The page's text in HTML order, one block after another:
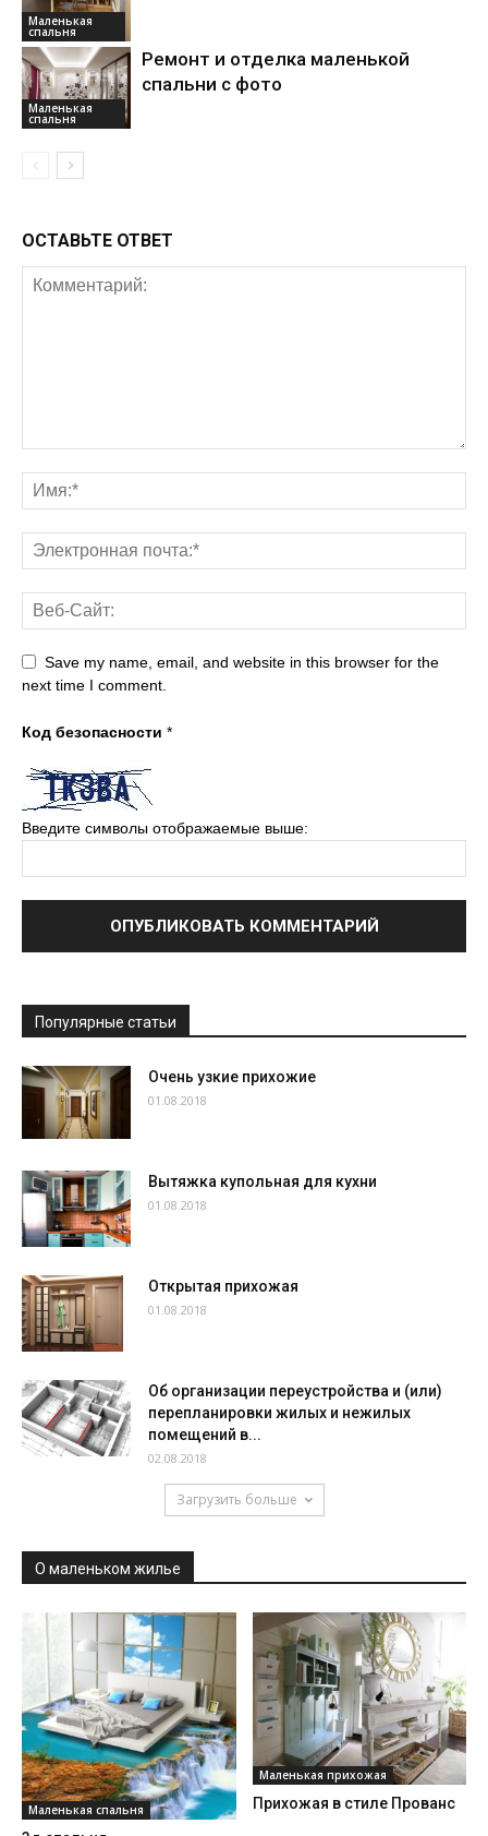
Маленькая
спальня
Маленькая
спальня
Ремонт и отделка маленькой
спальни с фото
ОСТАВЬТЕ ОТВЕТ
Save my name, email, and website in this browser for the
next time I comment.
Код безопасности *
Введите символы отображаемые выше:
Популярные статьи
Очень узкие прихожие
01.08.2018
Вытяжка купольная для кухни
01.08.2018
Открытая прихожая
01.08.2018
Об организации переустройства и (или)
перепланировки жилых и нежилых
помещений в...
02.08.2018
Загрузить больше
О маленьком жилье
Маленькая спальня
Маленькая прихожая
Прихожая в стиле Прованс